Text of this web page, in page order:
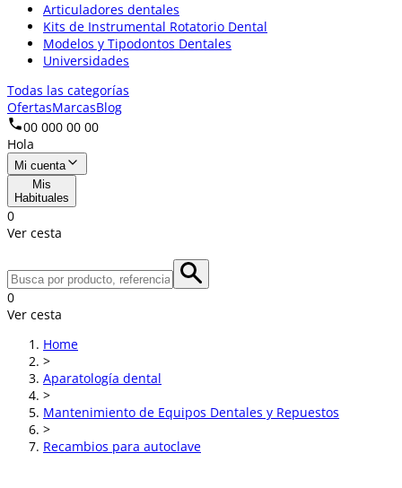
Articuladores dentales
Kits de Instrumental Rotatorio Dental
Modelos y Tipodontos Dentales
Universidades
Todas las categorías
OfertasMarcasBlog
00 000 00 00
Hola
Mi cuenta
Mis
Habituales
0
Ver cesta
0
Ver cesta
Home
>
Aparatología dental
>
Mantenimiento de Equipos Dentales y Repuestos
>
Recambios para autoclave